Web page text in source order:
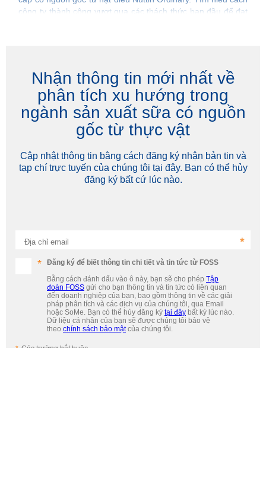
công ty thành công vượt qua các thách thức ban đầu để đạt
Nhận thông tin mới nhất về
phân tích xu hướng trong
ngành sản xuất sữa có nguồn
gốc từ thực vật
Cập nhật thông tin bằng cách đăng ký nhận bản tin và
tạp chí trực tuyến của chúng tôi tại đây. Bạn có thể hủy
đăng ký bất cứ lúc nào.
Địa chỉ email
Đăng ký để biết thông tin chi tiết và tin tức từ FOSS
Bằng cách đánh dấu vào ô này, bạn sẽ cho phép Tập
đoàn FOSS gửi cho bạn thông tin và tin tức có liên quan
đến doanh nghiệp của bạn, bao gồm thông tin về các giải
pháp phân tích và các dịch vụ của chúng tôi, qua Email
hoặc SoMe. Bạn có thể hủy đăng ký tại đây bất kỳ lúc nào.
Dữ liệu cá nhân của bạn sẽ được chúng tôi bảo vệ
theo chính sách bảo mậtcủa chúng tôi.
Các trường bắt buộc